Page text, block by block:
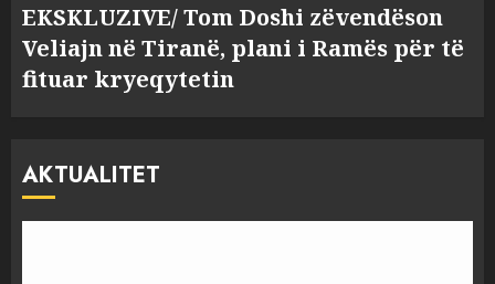
EKSKLUZIVE/ Tom Doshi zëvendëson
Veliajn në Tiranë, plani i Ramës për të
fituar kryeqytetin
AKTUALITET